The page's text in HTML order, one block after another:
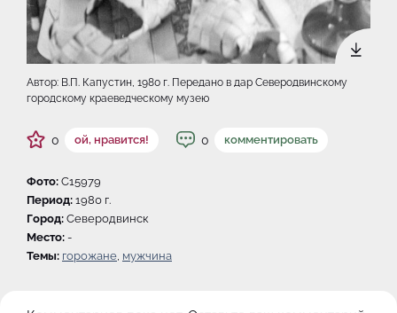
Автор: В.П. Капустин, 1980 г. Передано в дар Северодвинскому
городскому краеведческому музею
0 ой, нравится! 0 комментировать
Фото: C15979
Период: 1980 г.
Город: Северодвинск
Место: -
Темы: горожане, мужчина